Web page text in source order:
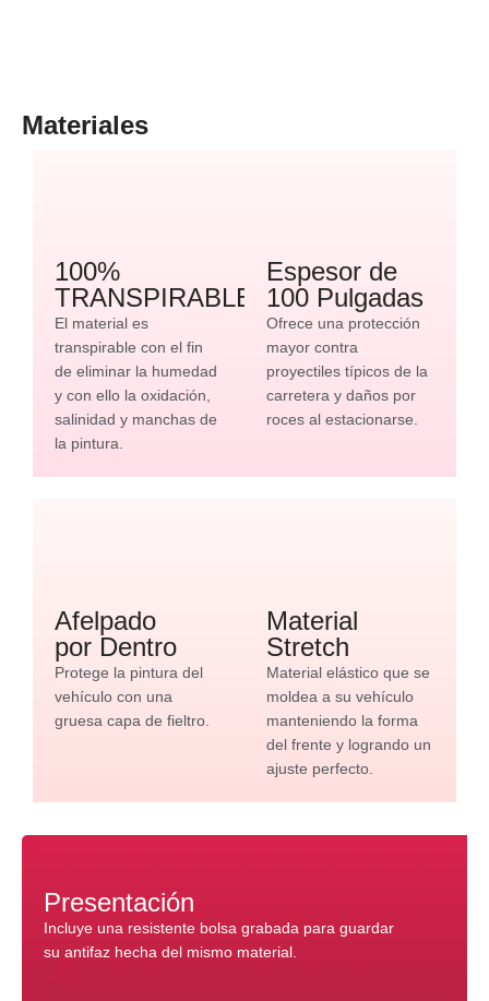
Materiales
100%
TRANSPIRABLE
El material es
transpirable con el fin
de eliminar la humedad
y con ello la oxidación,
salinidad y manchas de
la pintura.
Espesor de
100 Pulgadas
Ofrece una protección
mayor contra
proyectiles típicos de la
carretera y daños por
roces al estacionarse.
Afelpado
por Dentro
Protege la pintura del
vehículo con una
gruesa capa de fieltro.
Material
Stretch
Material elástico que se
moldea a su vehículo
manteniendo la forma
del frente y logrando un
ajuste perfecto.
Presentación
Incluye una resistente bolsa grabada para guardar
su antifaz hecha del mismo material.